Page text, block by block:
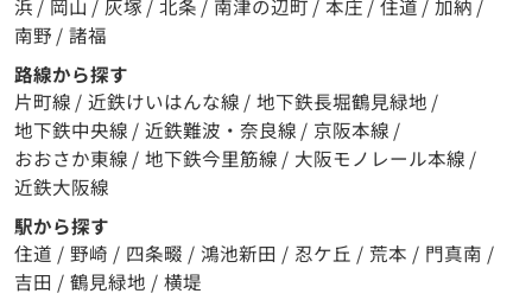
浜 / 岡山 / 灰塚 / 北条 / 南津の辺町 / 本庄 / 住道 / 加納 /
南野 / 諸福
路線から探す
片町線 / 近鉄けいはんな線 / 地下鉄長堀鶴見緑地 /
地下鉄中央線 / 近鉄難波・奈良線 / 京阪本線 /
おおさか東線 / 地下鉄今里筋線 / 大阪モノレール本線 /
近鉄大阪線
駅から探す
住道 / 野崎 / 四条畷 / 鴻池新田 / 忍ケ丘 / 荒本 / 門真南 /
吉田 / 鶴見緑地 / 横堤